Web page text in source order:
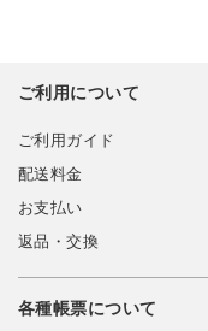
ご利用について
ご利用ガイド
配送料金
お支払い
返品・交換
各種帳票について